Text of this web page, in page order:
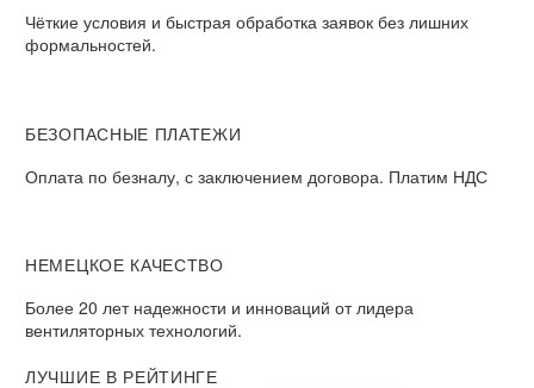
Чёткие условия и быстрая обработка заявок без лишних
формальностей.
БЕЗОПАСНЫЕ ПЛАТЕЖИ
Оплата по безналу, с заключением договора. Платим НДС
НЕМЕЦКОЕ КАЧЕСТВО
Более 20 лет надежности и инноваций от лидера
вентиляторных технологий.
ЛУЧШИЕ В РЕЙТИНГЕ